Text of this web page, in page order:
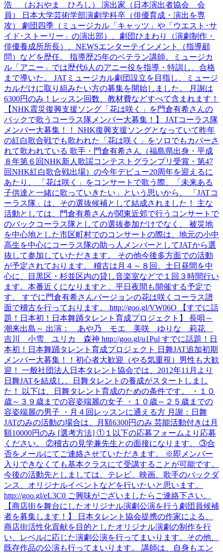
浩 （おおやま ひろし） 演出家（日本演出者協会 会
員） 日本大学芸術学部演劇学科卒（俳優育成・演出を専
攻） 劇団四季（ミュージカル「キャッツ」や「ウエスト･サ
イド･ストーリー」の演出部）、劇団ひまわり（演劇制作・
俳優養成所所長）、NEWSエンターテインメント（指導顧
問）などを歴任。 指導歴25年のベテラン講師。ミュージカ
ル「アニー」では歴代6人のアニー役を指導・特訓し、合格
まで導いた。 JATミュージカル劇団設立を目指し、ミュージ
カルだけに取り組みたい方の募集を開始しました。 月謝は
6300円のみ！レッスン回数、教材費などすべて含まれます！
【NHK震災復興支援ソング「花は咲く」を門倉有希さんの
バックで歌うコーラス隊メンバー大募集！】 JATコーラス隊
メンバー大募集！！ NHK復興支援ソングとなっていて昨年
の紅白歌合戦でも歌われた「花は咲く」をソロでもカバーさ
れて歌われている 歌手・門倉有希さん（福島県出身・平成
８年第６回NHK新人歌謡コンテストグランプリ受賞・第47
回NHK紅白歌合戦出場）の今年デビュー20周年を迎えるに
あたり、 「花は咲く」をコンサートで歌う際、「未来ある
子供達と一緒に歌っていきたい」という思いから、 「JATコ
ーラス隊」は、その選抜候補として結成されました！ 主な
活動としては、門倉有希さんが関東近郊で行うコンサートで
のバックコーラス隊としての選抜参加だけでなく、 被災地
を中心地とした市区町村でのコンサートの際は、地元の小中
高生を中心にコーラス隊の助っ人メンバーとしてJATから選
抜して参加していただきます。 その他今後多方面での活動
が予定されております。 稽古は月４～８回、土日昼間を中
心に、目黒区・杉並区内の貸し音楽室などで１回３時間行い
ます。本番近くになりますと、平日夜間も開催する予定で
す。 すでに門倉有希さんバージョンの花は咲くコーラス譜
面で稽古を行っております。 http://goo.gl/VW06O 【すでに話
題！日本初！日本舞踊タレント育成プロジェクト】 長唄～
潮来出島～ 出演： あや乃 モエ 美咲 ゆりな 莉花
吉川 小雪 ユリカ 森神 http://goo.gl/u1Pul すでに話題！日
本初！日本舞踊タレント育成プロジェクト 日舞JAT追加初期
メンバー大募集！！初心者大歓迎（やる気重視）男性も大歓
迎！ 一般社団法人日本タレント協会では、2012年11月より
日舞JATを結成し、日舞タレントの養成がスタートしまし
た！ 以下は、日舞タレント育成のための条件です。 ・１０
歳～３９歳までの容姿端麗の女子 ・１０歳～２５歳までの
容姿端麗の男子 ・月４回レッスンに通える方 月謝：日舞
JATのみの活動の場合は、月額6300円のみ 芸能活動付きは月
額10000円のみ [選考方法] ①１以下の応募フォームより応募
ください。 ②稽古の見学兼先生との面接になります。 ③合
否をメールにてご連絡させていただきます。 ※即メンバー
入りできなくても基本クラスにて受講することが可能です。
今後の活動先としましては、テレビ、映画、歌手のバックダ
ンス、オリジナルイベントなどを行いたいと思います。
http://goo.gl/eL3C0 ご興味がございましたらご連絡下さい。
【商店街を舞台にしたオリジナル演劇公演を行う劇団員候補
者を募集します！】 日本タレント協会提携の作家による、
商店街活性化貢献を目的としたオリジナル演劇の制作を行
い、レベルに応じた演劇公演を行ってまいります。その他、
既存作品の公演も行ってまいります。 講師は、自身もエン